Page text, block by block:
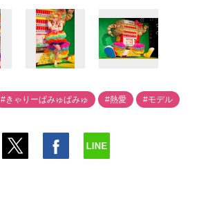
#きゃりーぱみゅぱみゅ #熱愛 #モデル